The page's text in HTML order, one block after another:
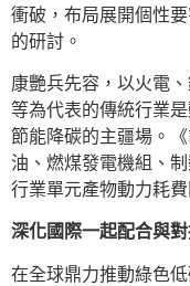
衝破，布局展開個性
的研討。
康艷兵先容，以火電
等為代表的傳統行業
節能降碳的主疆場。
油、燃煤發電機組、
行業單元產物動力耗
深化國際一起配合與
在全球鼎力推動綠色